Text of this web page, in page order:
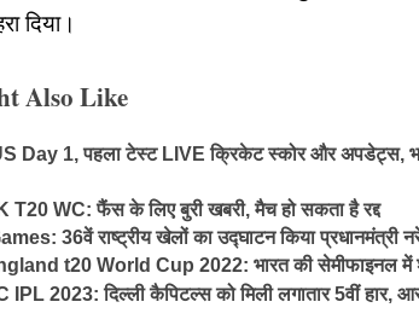
दिया।
Also Like
Day 1, पहला टेस्ट LIVE क्रिकेट स्कोर और अपडेट्स,
T20 WC: फैंस के लिए बुरी खबरी, मैच हो सकता है रद्द
36वें राष्ट्रीय खेलों का उद्घाटन किया प्रधानमंत्री
t20 World Cup 2022: भारत की सेमीफाइनल में
2023: दिल्ली कैपिटल्स को मिली लगातार 5वीं हार,